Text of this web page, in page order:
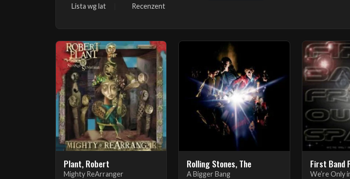
Lista wg lat
Recenzent
Plant, Robert
Mighty ReArranger
Rolling Stones, The
A Bigger Bang